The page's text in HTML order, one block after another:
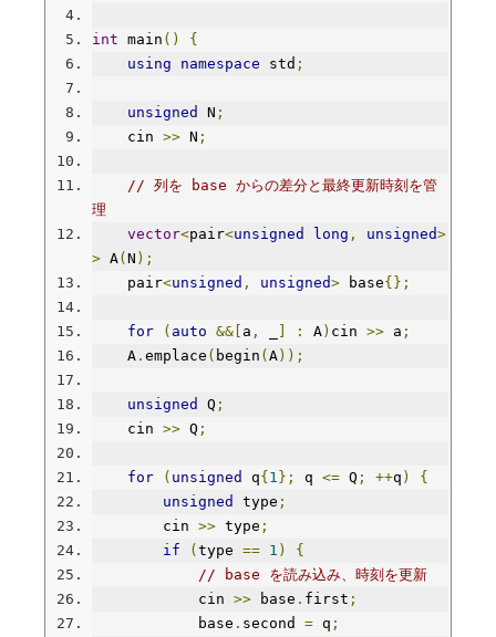
int main ()
{
using
namespace std ;
unsigned N ;
    cin
>> N ;
// 列を base からの差分と最終更新時刻を管
理
vector<pair<unsigned long , unsigned>
> A( N );
    pair
<unsigned , unsigned> base{};
for ( auto &&[ a , : A) cin >> a ;
    A
. emplace ( begin ( A));
unsigned Q ;
    cin
>> Q ;
for ( unsigned q{ 1 }; q <= Q ; ++q )
{
unsigned
type ;
        cin
>> type ;
if
( type == 1 )
{
// base を読み込み、時刻を更新
            cin
>> base . first ;
            base
. second = q ;